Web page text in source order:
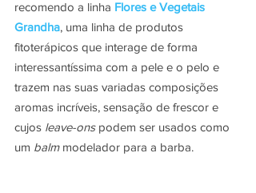
recomendo a linha Flores e Vegetais
Grandha, uma linha de produtos
fitoterápicos que interage de forma
interessantíssima com a pele e o pelo e
trazem nas suas variadas composições
aromas incríveis, sensação de frescor e
cujos leave-ons podem ser usados como
um balm modelador para a barba.